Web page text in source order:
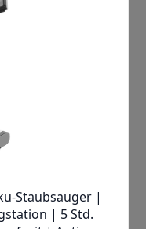
Office
an und
Er ist
auf eine
legen. Auch
den Alltag